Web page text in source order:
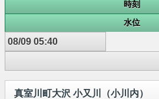
時刻
水位
08/09 05:40
真室川町大沢 小又川（小川内）